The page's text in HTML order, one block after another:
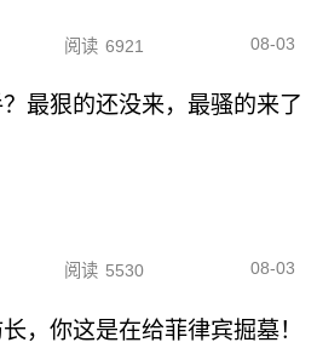
阅读 6921 08-03
最狠的还没来，最骚的来了
阅读 5530 08-03
，你这是在给菲律宾掘墓！